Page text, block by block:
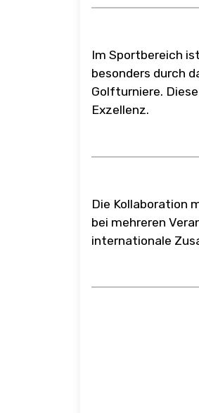
Im Sportbereich
besonders durch
Golfturniere.
Exzellenz.
Die Kollaboration
bei mehreren
internationale